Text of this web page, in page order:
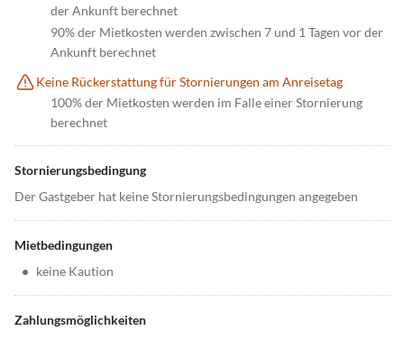
der Ankunft berechnet
90% der Mietkosten werden zwischen 7 und 1 Tagen vor der
Ankunft berechnet
Keine Rückerstattung für Stornierungen am Anreisetag
100% der Mietkosten werden im Falle einer Stornierung
berechnet
Stornierungsbedingung
Der Gastgeber hat keine Stornierungsbedingungen angegeben
Mietbedingungen
• keine Kaution
Zahlungsmöglichkeiten